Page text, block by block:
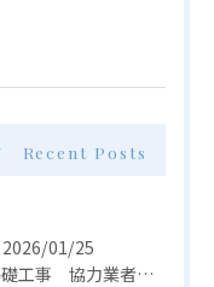
Recent Posts
2026/01/25
基礎工事 協力業者募集